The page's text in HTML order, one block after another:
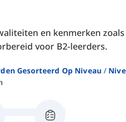
en kenmerken
voor B2-leerders.
Gesorteerd Op Niveau